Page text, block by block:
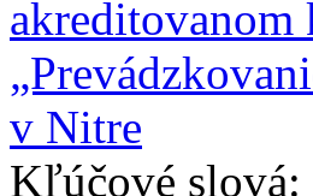
Kľúčové slová: